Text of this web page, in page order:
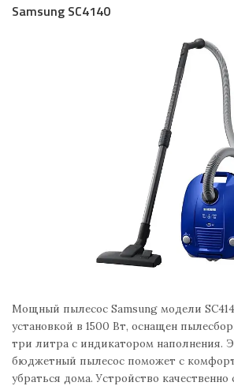
Samsung SC4140
Мощный пылесос Samsung модели
установкой в 1500 Вт, оснащен
три литра с индикатором наполнения.
бюджетный пылесос поможет с
убраться дома. Устройство качественно